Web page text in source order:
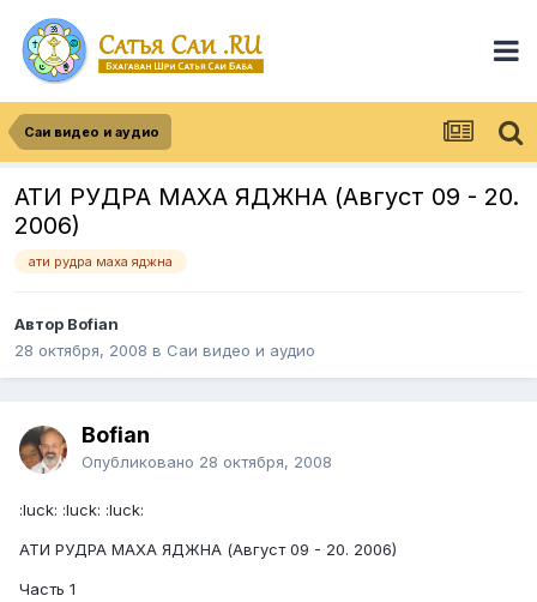
Саи видео и аудио
АТИ РУДРА МАХА ЯДЖНА (Август 09 - 20.
2006)
ати рудра маха яджна
Автор Bofian
28 октября, 2008 в Саи видео и аудио
Bofian
Опубликовано 28 октября, 2008
:luck: :luck: :luck:
АТИ РУДРА МАХА ЯДЖНА (Август 09 - 20. 2006)
Часть 1